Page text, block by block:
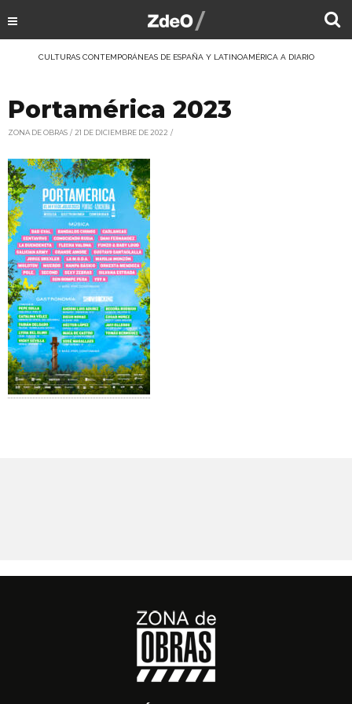
CULTURAS CONTEMPORÁNEAS DE ESPAÑA Y LATINOAMÉRICA A DIARIO
Portamérica 2023
ZONA DE OBRAS 21 DE DICIEMBRE DE 2022